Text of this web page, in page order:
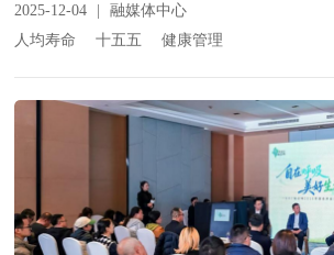
2025-12-04
融媒体中心
人均寿命
十五五 健康管理